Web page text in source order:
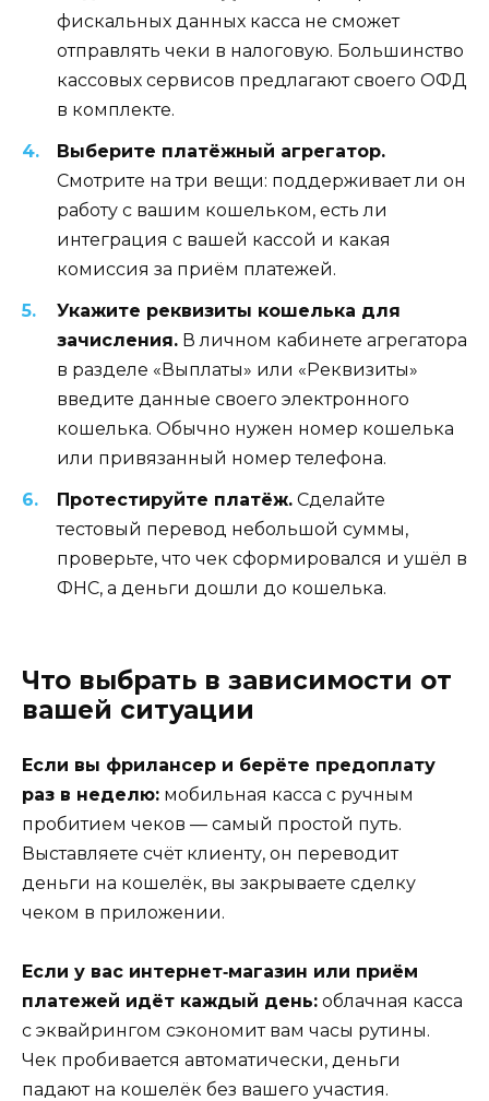
фискальных данных касса не сможет
отправлять чеки в налоговую. Большинство
кассовых сервисов предлагают своего ОФД
в комплекте.
Выберите платёжный агрегатор.
Смотрите на три вещи: поддерживает ли он
работу с вашим кошельком, есть ли
интеграция с вашей кассой и какая
комиссия за приём платежей.
Укажите реквизиты кошелька для
зачисления. В личном кабинете агрегатора
в разделе «Выплаты» или «Реквизиты»
введите данные своего электронного
кошелька. Обычно нужен номер кошелька
или привязанный номер телефона.
Протестируйте платёж. Сделайте
тестовый перевод небольшой суммы,
проверьте, что чек сформировался и ушёл в
ФНС, а деньги дошли до кошелька.
Что выбрать в зависимости от
вашей ситуации
Если вы фрилансер и берёте предоплату
раз в неделю: мобильная касса с ручным
пробитием чеков — самый простой путь.
Выставляете счёт клиенту, он переводит
деньги на кошелёк, вы закрываете сделку
чеком в приложении.
Если у вас интернет‑магазин или приём
платежей идёт каждый день: облачная касса
с эквайрингом сэкономит вам часы рутины.
Чек пробивается автоматически, деньги
падают на кошелёк без вашего участия.